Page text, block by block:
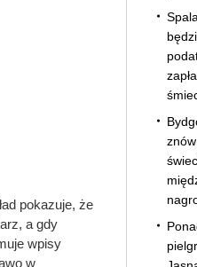
pokazuje, że
a gdy
wpisy
w